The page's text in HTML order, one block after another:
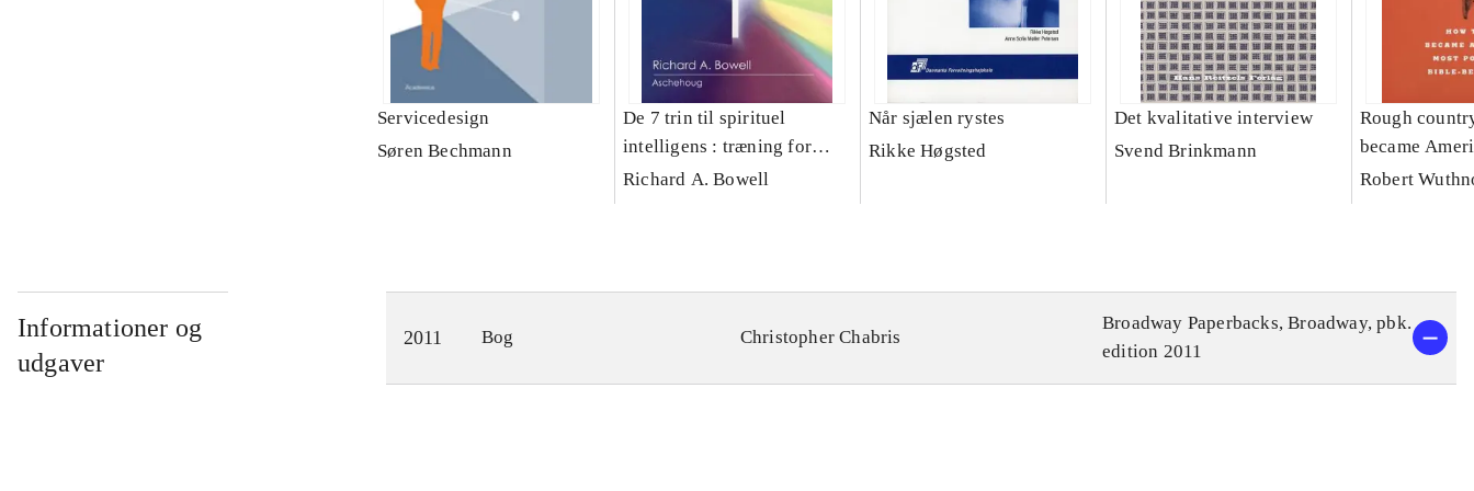
Servicedesign
Søren Bechmann
De 7 trin til spirituel
intelligens : træning for
fremtiden
Richard A. Bowell
Når sjælen rystes
Rikke Høgsted
Det kvalitative interview
Svend Brinkmann
Rough
became
powerful
Robert
Informationer og
udgaver
2011 Bog Christopher Chabris
Broadway Paperbacks, Broadway, pbk.
edition 2011